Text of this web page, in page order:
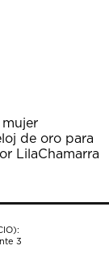
mujer
de oro para
LilaChamarra
3